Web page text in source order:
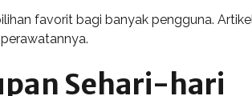
favorit bagi banyak pengguna.
Sehari-hari